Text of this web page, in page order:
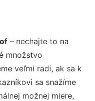
– nechajte to na
množstvo
veľmi radi, ak sa k
sa snažíme
možnej miere,